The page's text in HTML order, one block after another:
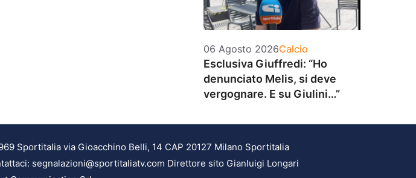
06 Agosto 2026Categorie
Calcio
Esclusiva Giuffredi: “Ho
denunciato Melis, si deve
vergognare. E su Giulini…”
Sportitalia via Gioacchino Belli, 14 CAP 20127 Milano Sportitalia
segnalazioni@sportitaliatv.com Direttore sito Gianluigi Longari